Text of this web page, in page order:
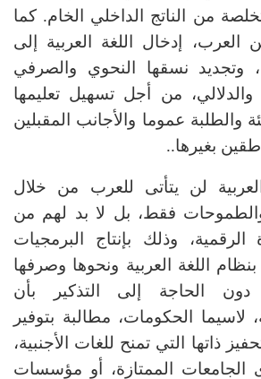
من الناتج الداخلي الخام. كما
العرب، إدخال اللغة العربية إلى
وتجديد نسقها النحوي والصرفي
والدلالي، من أجل تسهيل تعليمها
والطلبة عموما والأجانب المقبلين
بغيرها..
لن يتأتى للعرب من خلال
فقط، بل لا بد لهم من
وذلك بإنتاج البرمجيات
اللغة العربية ونحوها وصرفها
دون الحاجة إلى التذكير بأن
لاسيما الحكومات، مطالبة بتوفير
ذاتها التي تمنح للغات الأجنبية،
الممتازة، أو مؤسسات